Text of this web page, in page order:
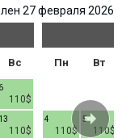
27 февраля 2026
Вс
110$
6
110$
13
Пн Вт
110$
4
110$
5